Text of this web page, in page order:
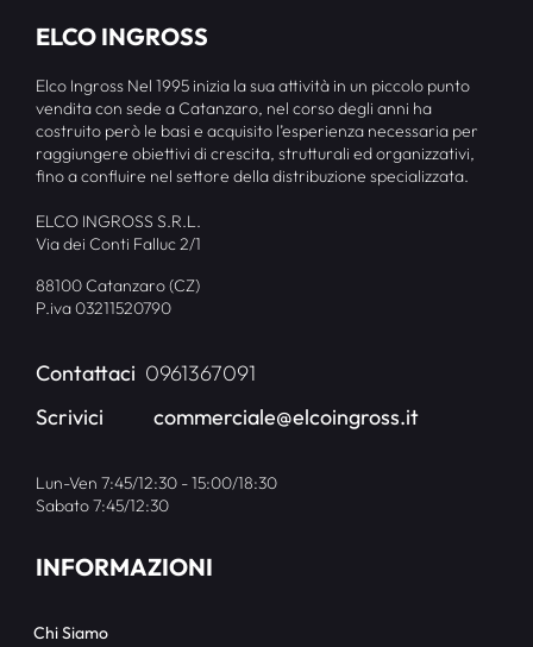
ELCO INGROSS
Elco Ingross Nel 1995 inizia la sua attività in un piccolo punto
vendita con sede a Catanzaro, nel corso degli anni ha
costruito però le basi e acquisito l’esperienza necessaria per
raggiungere obiettivi di crescita, strutturali ed organizzativi,
fino a confluire nel settore della distribuzione specializzata.
ELCO INGROSS S.R.L.
Via dei Conti Falluc 2/1
88100 Catanzaro (CZ)
P.iva 03211520790
Contattaci 0961367091
Scrivici
commerciale@elcoingross.it
Lun-Ven 7:45/12:30 - 15:00/18:30
Sabato 7:45/12:30
INFORMAZIONI
Chi Siamo